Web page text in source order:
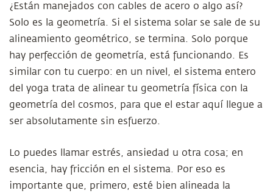
¿Están manejados con cables de acero o algo así?
Solo es la geometría. Si el sistema solar se sale de su
alineamiento geométrico, se termina. Solo porque
hay perfección de geometría, está funcionando. Es
similar con tu cuerpo: en un nivel, el sistema entero
del yoga trata de alinear tu geometría física con la
geometría del cosmos, para que el estar aquí llegue a
ser absolutamente sin esfuerzo.
Lo puedes llamar estrés, ansiedad u otra cosa; en
esencia, hay fricción en el sistema. Por eso es
importante que, primero, esté bien alineada la